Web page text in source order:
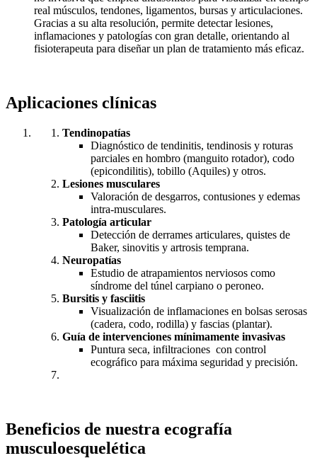
real músculos, tendones, ligamentos, bursas y articulaciones.
Gracias a su alta resolución, permite detectar lesiones,
inflamaciones y patologías con gran detalle, orientando al
fisioterapeuta para diseñar un plan de tratamiento más eficaz.
Aplicaciones clínicas
Tendinopatías
Diagnóstico de tendinitis, tendinosis y roturas
parciales en hombro (manguito rotador), codo
(epicondilitis), tobillo (Aquiles) y otros.
Lesiones musculares
Valoración de desgarros, contusiones y edemas
intra-musculares.
Patología articular
Detección de derrames articulares, quistes de
Baker, sinovitis y artrosis temprana.
Neuropatías
Estudio de atrapamientos nerviosos como
síndrome del túnel carpiano o peroneo.
Bursitis y fasciitis
Visualización de inflamaciones en bolsas serosas
(cadera, codo, rodilla) y fascias (plantar).
Guía de intervenciones mínimamente invasivas
Puntura seca, infiltraciones con control
ecográfico para máxima seguridad y precisión.
Beneficios de nuestra ecografía
musculoesquelética